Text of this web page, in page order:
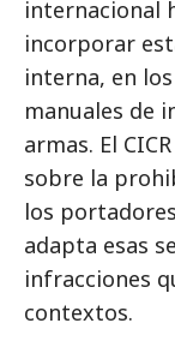
internacional
incorporar
interna, en
manuales de
armas. El
sobre la
los
adapta esas
infracciones
contextos.